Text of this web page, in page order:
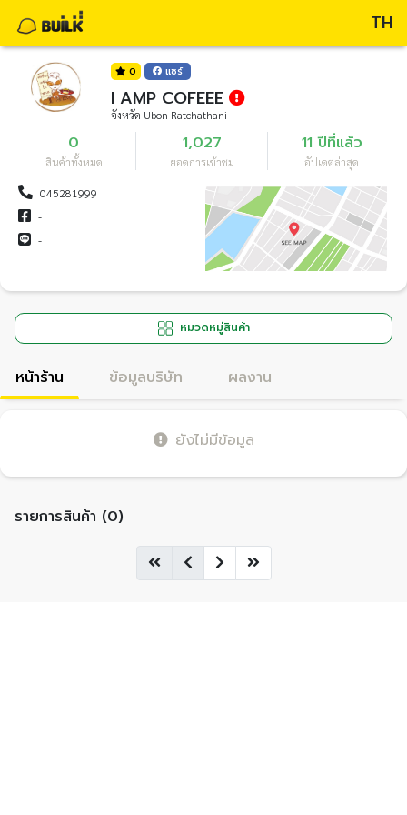
TH
0 แชร์
I AMP COFEEE
จังหวัด Ubon Ratchathani
0
สินค้าทั้งหมด
1,027
ยอดการเข้าชม
11 ปีที่แล้ว
อัปเดตล่าสุด
045281999
-
-
หมวดหมู่สินค้า
หน้าร้าน ข้อมูลบริษัท ผลงาน
ยังไม่มีข้อมูล
รายการสินค้า (0)